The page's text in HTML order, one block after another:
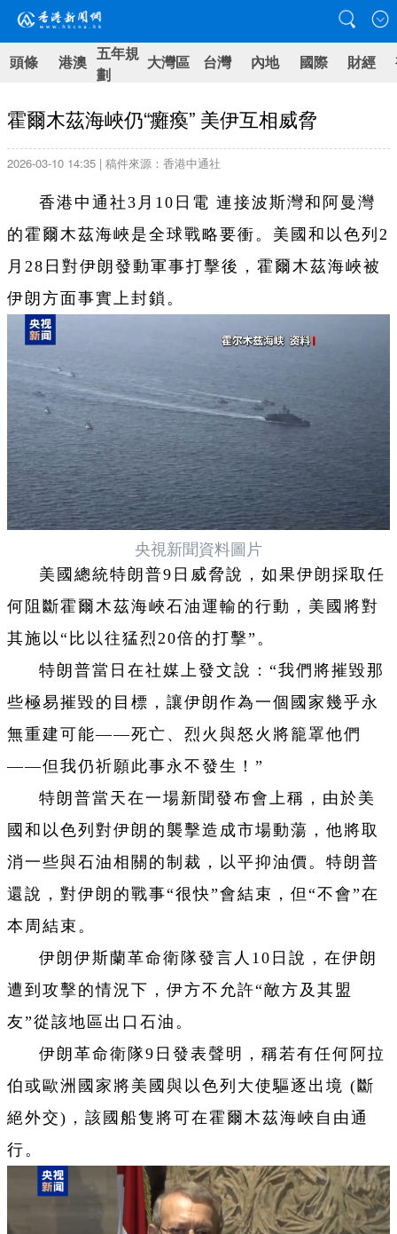
頭條 港澳 五年規
劃
大灣區 台灣 內地 國際 財經
霍爾木茲海峽仍“癱瘓” 美伊互相威脅
2026-03-10 14:35 | 稿件來源：香港中通社
香港中通社3月10日電 連接波斯灣和阿曼灣
的霍爾木茲海峽是全球戰略要衝。美國和以色列2
月28日對伊朗發動軍事打擊後，霍爾木茲海峽被
伊朗方面事實上封鎖。
央視新聞資料圖片
美國總統特朗普9日威脅說，如果伊朗採取任
何阻斷霍爾木茲海峽石油運輸的行動，美國將對
其施以“比以往猛烈20倍的打擊”。
特朗普當日在社媒上發文說：“我們將摧毀那
些極易摧毀的目標，讓伊朗作為一個國家幾乎永
無重建可能——死亡、烈火與怒火將籠罩他們
——但我仍祈願此事永不發生！”
特朗普當天在一場新聞發布會上稱，由於美
國和以色列對伊朗的襲擊造成市場動蕩，他將取
消一些與石油相關的制裁，以平抑油價。特朗普
還說，對伊朗的戰事“很快”會結束，但“不會”在
本周結束。
伊朗伊斯蘭革命衛隊發言人10日說，在伊朗
遭到攻擊的情況下，伊方不允許“敵方及其盟
友”從該地區出口石油。
伊朗革命衛隊9日發表聲明，稱若有任何阿拉
伯或歐洲國家將美國與以色列大使驅逐出境 (斷
絕外交)，該國船隻將可在霍爾木茲海峽自由通
行。